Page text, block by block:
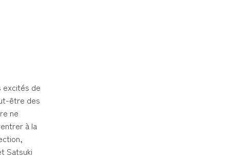
excités de
être des
ne
à la
Satsuki